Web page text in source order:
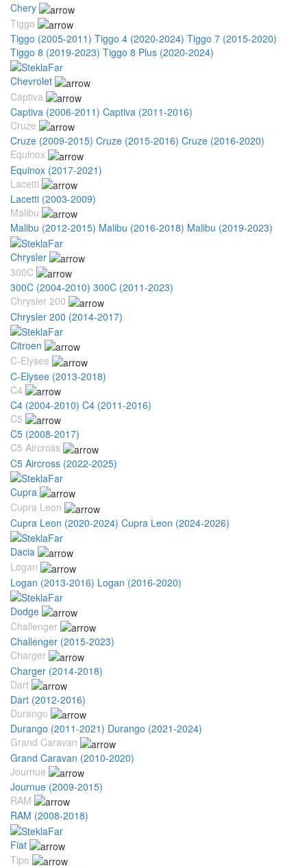
Chery
Tiggo
Tiggo (2005-2011) Tiggo 4 (2020-2024) Tiggo 7 (2015-2020)
Tiggo 8 (2019-2023) Tiggo 8 Plus (2020-2024)
Chevrolet
Captiva
Captiva (2006-2011) Captiva (2011-2016)
Cruze
Cruze (2009-2015) Cruze (2015-2016) Cruze (2016-2020)
Equinox
Equinox (2017-2021)
Lacetti
Lacetti (2003-2009)
Malibu
Malibu (2012-2015) Malibu (2016-2018) Malibu (2019-2023)
Chrysler
300C
300C (2004-2010) 300C (2011-2023)
Chrysler 200
Chrysler 200 (2014-2017)
Citroen
C-Elysee
C-Elysee (2013-2018)
C4
C4 (2004-2010) C4 (2011-2016)
C5
C5 (2008-2017)
C5 Aircross
C5 Aircross (2022-2025)
Cupra
Cupra Leon
Cupra Leon (2020-2024) Cupra Leon (2024-2026)
Dacia
Logan
Logan (2013-2016) Logan (2016-2020)
Dodge
Challenger
Challenger (2015-2023)
Charger
Charger (2014-2018)
Dart
Dart (2012-2016)
Durango
Durango (2011-2021) Durango (2021-2024)
Grand Caravan
Grand Caravan (2010-2020)
Journue
Journue (2009-2015)
RAM
RAM (2008-2018)
Fiat
Tipo